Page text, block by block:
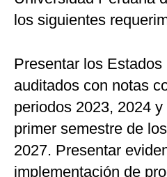
los siguientes
Presentar los Estados
auditados con notas
periodos 2023, 2024
primer semestre de
2027. Presentar
implementación de